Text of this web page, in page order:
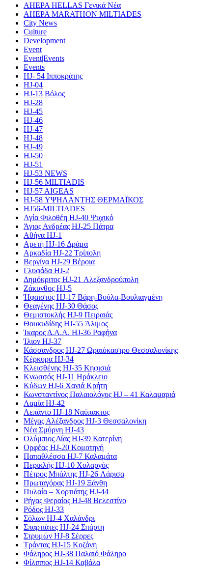
AHEPA HELLAS Γενικά Νέα
AHEPA MARATHON MILTIADES
City News
Culture
Development
Event
Event|Events
Events
HJ- 54 Ιπποκράτης
HJ-04
HJ-13 Βόλος
HJ-28
HJ-45
HJ-46
HJ-47
HJ-48
HJ-49
HJ-50
HJ-51
HJ-53 NEWS
HJ-56 MILTIADIS
HJ-57 AIGEAS
HJ-58 ΥΨΗΛΑΝΤΗΣ ΘΕΡΜΑΪΚΟΣ
HJ56-MILTIADES
Αγία Φιλοθέη HJ-40 Ψυχικό
Άγιος Ανδρέας HJ-25 Πάτρα
Αθήνα HJ-1
Αρετή HJ-16 Δράμα
Αρκαδία HJ-22 Τρίπολη
Βεργίνα HJ-29 Βέροια
Γλυφάδα HJ-2
Δημόκριτος HJ-21 Αλεξανδρούπολη
Ζάκυνθος HJ-5
Ήφαιστος HJ-17 Βάρη-Βούλα-Βουλιαγμένη
Θεαγένης HJ-30 Θάσος
Θεμιστοκλής HJ-9 Πειραιάς
Θουκυδίδης HJ-55 Άλιμος
Ίκαρος Δ.Α.Α. HJ-36 Ραφήνα
Ίλιον HJ-37
Κάσσανδρος HJ-27 Ωραιόκαστρο Θεσσαλονίκης
Κέρκυρα HJ-34
Κλεισθένης HJ-35 Κηφισιά
Κνωσσός HJ-11 Ηράκλειο
Κύδων HJ-6 Χανιά Κρήτη
Κωνσταντίνος Παλαιολόγος HJ – 41 Καλαμαριά
Λαμία HJ-42
Λεπάντο HJ-18 Ναύπακτος
Μέγας Αλέξανδρος HJ-3 Θεσσαλονίκη
Νέα Σμύρνη HJ-43
Ολύμπιος Δίας HJ-39 Κατερίνη
Ορφέας HJ-20 Κομοτηνή
Παπαθλέσσα HJ-7 Καλαμάτα
Περικλής HJ-10 Χολαργός
Πέτρος Μπάλτης HJ-26 Λάρισα
Πρωταγόρας HJ-19 Ξάνθη
Πυλαία – Χορτιάτης HJ-44
Ρήγας Φεραίος HJ-48 Βελεστίνο
Ρόδος HJ-33
Σόλων HJ-4 Χαλάνδρι
Σπαρτιάτες HJ-24 Σπάρτη
Στρυμών HJ-8 Σέρρες
Τράντας HJ-15 Κοζάνη
Φάληρος HJ-38 Παλαιό Φάληρο
Φίλιππος HJ-14 Καβάλα